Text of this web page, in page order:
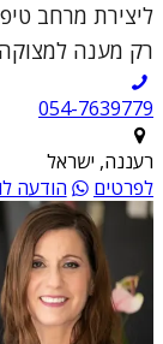
ליצירת מרחב
רק מענה
054-7639779
רעננה, ישראל
לפרטים
הודעה